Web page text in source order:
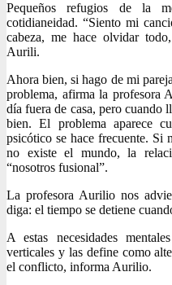
Pequeños refugios de la
cotidianeidad. “Siento mi
cabeza, me hace olvidar
Aurili.
Ahora bien, si hago de mi
problema, afirma la profesora
día fuera de casa, pero cuando
bien. El problema aparece
psicótico se hace frecuente. Si
no existe el mundo, la
“nosotros fusional”.
La profesora Aurilio nos
diga: el tiempo se detiene
A estas necesidades
verticales y las define como
el conflicto, informa Aurilio.